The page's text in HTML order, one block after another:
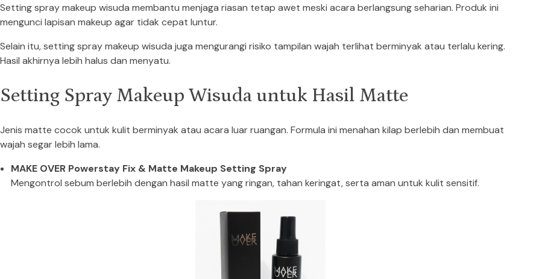
Setting spray makeup wisuda membantu menjaga riasan tetap awet meski acara berlangsung seharian. Produk ini
mengunci lapisan makeup agar tidak cepat luntur.
Selain itu, setting spray makeup wisuda juga mengurangi risiko tampilan wajah terlihat berminyak atau terlalu kering.
Hasil akhirnya lebih halus dan menyatu.
Setting Spray Makeup Wisuda untuk Hasil Matte
Jenis matte cocok untuk kulit berminyak atau acara luar ruangan. Formula ini menahan kilap berlebih dan membuat
wajah segar lebih lama.
MAKE OVER Powerstay Fix & Matte Makeup Setting Spray
Mengontrol sebum berlebih dengan hasil matte yang ringan, tahan keringat, serta aman untuk kulit sensitif.